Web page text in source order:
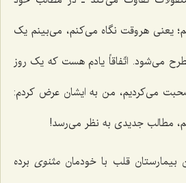
یعنی هروقت نگاه می‌کنم، می‌بینم یک
می‌شود. اتّفاقاً یادم هست که یک روز
می‌کردیم، من به ایشان عرض کردم:
مطالب جدیدی به نظر می‌رسد!
قلب با خودمان مثنویبرده